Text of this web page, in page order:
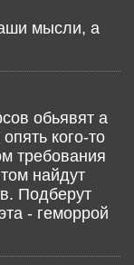
мысли, а
обьявят а
кого-то
требования
найдут
Подберут
- геморрой